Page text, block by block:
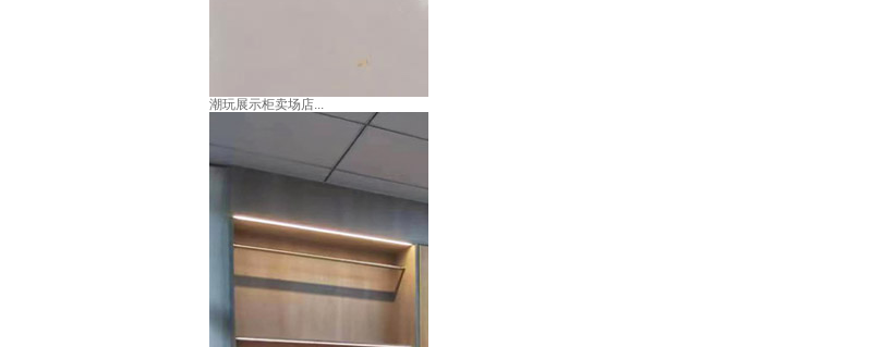
潮玩展示柜卖场店...